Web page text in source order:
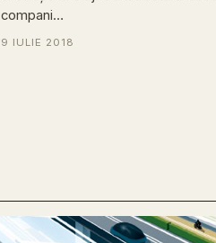
compani…
9 IULIE 2018